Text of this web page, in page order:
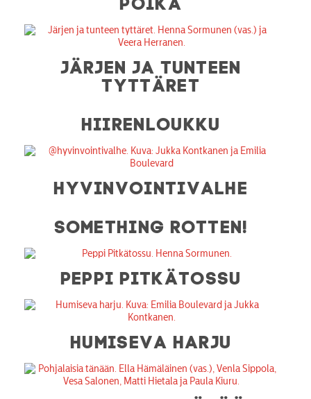
JÄRJEN JA TUNTEEN
TYTTÄRET
HIIRENLOUKKU
HYVINVOINTIVALHE
SOMETHING ROTTEN!
PEPPI PITKÄTOSSU
HUMISEVA HARJU